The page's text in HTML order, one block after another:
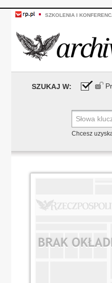
SZKOLENIA I
SZUKAJ W:
Chcesz